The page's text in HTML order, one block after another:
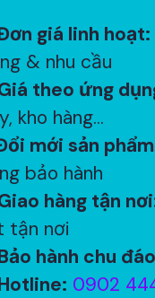
giá linh hoạt:
& nhu cầu
theo ứng
kho hàng...
mới sản
bảo hành
hàng tận
tận nơi
hành chu
0902 444